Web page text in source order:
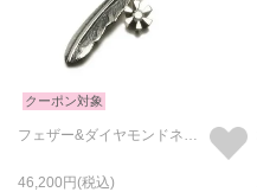
クーポン対象
フェザー&ダイヤモンドネックレスS
46,200